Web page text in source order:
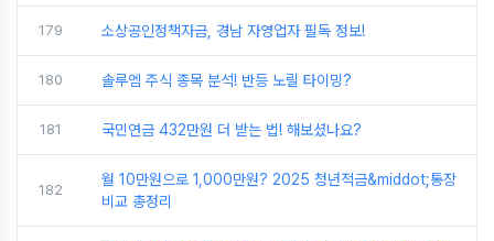
179 소상공인정책자금, 경남 자영업자 필독 정보!
180 솔루엠 주식 종목 분석! 반등 노릴 타이밍?
181 국민연금 432만원 더 받는 법! 해보셨나요?
182
월 10만원으로 1,000만원? 2025 청년적금&middot;통장
비교 총정리